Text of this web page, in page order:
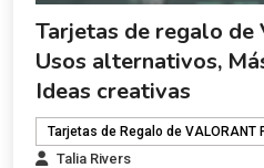
Tarjetas de regalo de
Usos alternativos,
Ideas creativas
Tarjetas de Regalo de VALORANT
Talia Rivers